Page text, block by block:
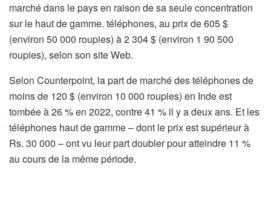
marché dans le pays en raison de sa seule concentration
sur le haut de gamme. téléphones, au prix de 605 $
(environ 50 000 roupies) à 2 304 $ (environ 1 90 500
roupies), selon son site Web.
Selon Counterpoint, la part de marché des téléphones de
moins de 120 $ (environ 10 000 roupies) en Inde est
tombée à 26 % en 2022, contre 41 % il y a deux ans. Et les
téléphones haut de gamme – dont le prix est supérieur à
Rs. 30 000 – ont vu leur part doubler pour atteindre 11 %
au cours de la même période.